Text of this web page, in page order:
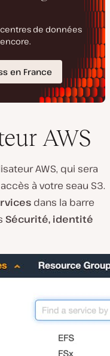
AWS
AWS, qui sera
à votre seau S3.
dans la barre
Sécurité, identité